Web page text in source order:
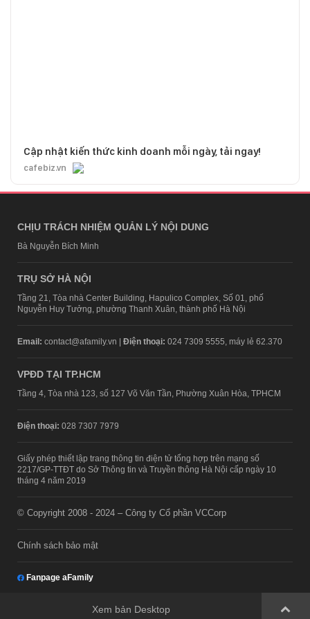
Cập nhật kiến thức kinh doanh mỗi ngày, tải ngay!
cafebiz.vn
CHỊU TRÁCH NHIỆM QUẢN LÝ NỘI DUNG
Bà Nguyễn Bích Minh
TRỤ SỞ HÀ NỘI
Tầng 21, Tòa nhà Center Building, Hapulico Complex, Số 01, phố
Nguyễn Huy Tưởng, phường Thanh Xuân, thành phố Hà Nội
Email: contact@afamily.vn | Điện thoại: 024 7309 5555, máy lẻ 62.370
VPĐD TẠI TP.HCM
Tầng 4, Tòa nhà 123, số 127 Võ Văn Tần, Phường Xuân Hòa, TPHCM
Điện thoại: 028 7307 7979
Giấy phép thiết lập trang thông tin điện tử tổng hợp trên mạng số
2217/GP-TTĐT do Sở Thông tin và Truyền thông Hà Nội cấp ngày 10
tháng 4 năm 2019
© Copyright 2008 - 2024 – Công ty Cổ phần VCCorp
Chính sách bảo mật
Fanpage aFamily
Xem bản Desktop